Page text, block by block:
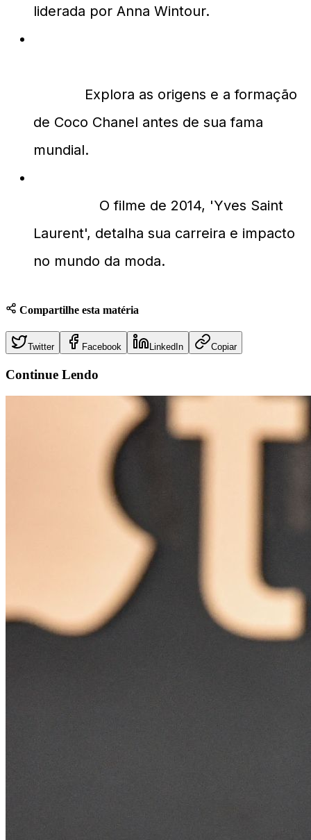
liderada por Anna Wintour.
Explora as origens e a formação
de Coco Chanel antes de sua fama
mundial.
O filme de 2014, 'Yves Saint
Laurent', detalha sua carreira e impacto
no mundo da moda.
Compartilhe esta matéria
Twitter Facebook LinkedIn Copiar
Continue Lendo